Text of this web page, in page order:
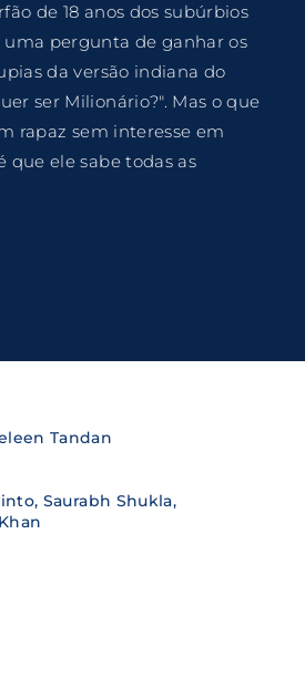
de 18 anos dos subúrbios
uma pergunta de ganhar os
da versão indiana do
ser Milionário?". Mas o que
rapaz sem interesse em
que ele sabe todas as
Tandan
Saurabh Shukla,